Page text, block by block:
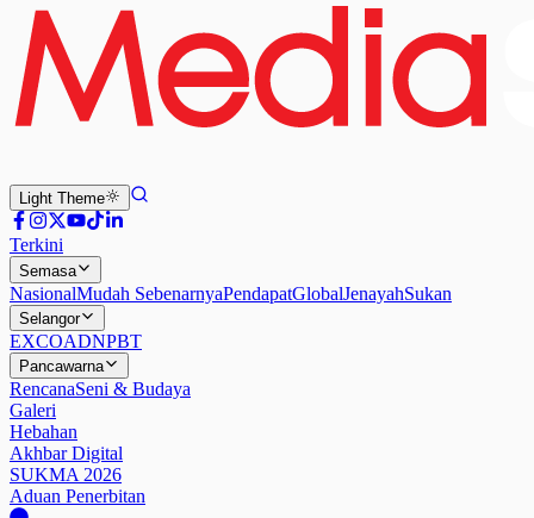
Light Theme
Terkini
Semasa
NasionalMudah SebenarnyaPendapatGlobalJenayahSukan
Selangor
EXCOADNPBT
Pancawarna
RencanaSeni & Budaya
Galeri
Hebahan
Akhbar Digital
SUKMA 2026
Aduan Penerbitan